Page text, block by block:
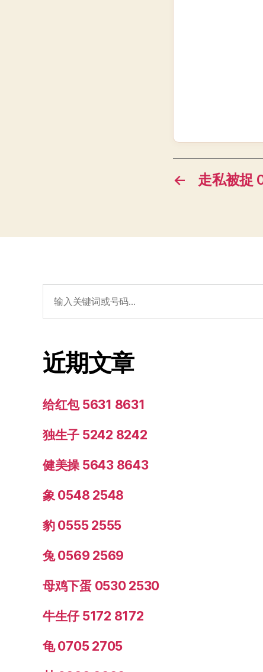
← 走私被捉
索：
近期文章
给红包 5631 8631
独生子 5242 8242
健美操 5643 8643
象 0548 2548
豹 0555 2555
兔 0569 2569
母鸡下蛋 0530 2530
牛生仔 5172 8172
龟 0705 2705